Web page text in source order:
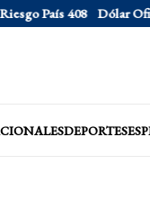
País 408 Dólar Oficial
DEPORTES